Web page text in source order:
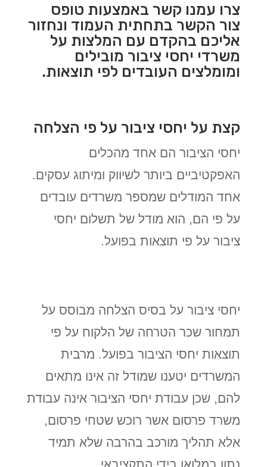
צרו עמנו קשר באמצעות טופס
צור הקשר בתחתית העמוד ונחזור
אליכם בהקדם עם המלצות על
משרדי יחסי ציבור מובילים
ומומלצים העובדים לפי תוצאות.
קצת על יחסי ציבור על פי הצלחה
יחסי הציבור הם אחד מהכלים
האפקטיביים ביותר לשיווק ומיתוג עסקים.
אחד המודלים שמספר משרדים עובדים
על פי הם, הוא מודל של תשלום יחסי
ציבור על פי תוצאות בפועל.
יחסי ציבור על בסיס הצלחה מבוסס על
תמחור שכר הטרחה של הלקוח על פי
תוצאות יחסי הציבור בפועל. מרבית
המשרדים יטענו שמודל זה אינו מתאים
להם, שכן עבודת יחסי הציבור אינה עבודת
משרד פרסום אשר רוכש שטחי פרסום,
אלא תהליך מורכב בהרבה שלא תמיד